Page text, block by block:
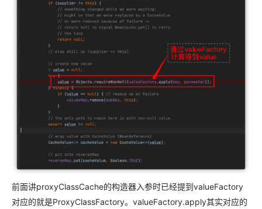
前面讲proxyClassCache的构造器入参时已经提到valueFactory
对应的就是ProxyClassFactory。valueFactory.apply其实对应的